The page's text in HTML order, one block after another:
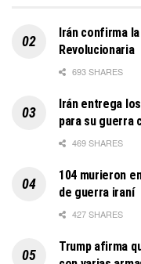
Irán confirma
Revolucionaria
693 SHARES
Irán entrega
para su guerra
469 SHARES
104 murieron
de guerra iraní
427 SHARES
Trump afirma